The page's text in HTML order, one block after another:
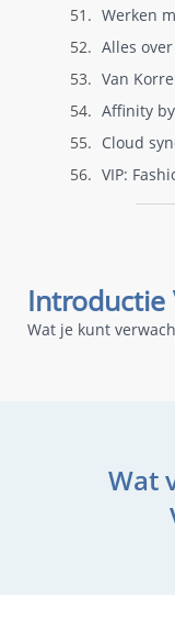
51. Werken
52. Alles
53. Van
54. Affinity
55.
56. VIP:
Introductie
Wat